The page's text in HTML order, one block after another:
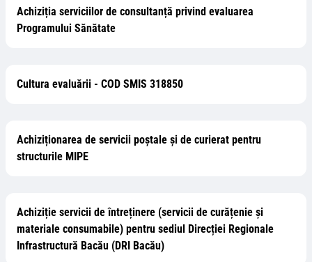
Achiziția serviciilor de consultanță privind evaluarea
Programului Sănătate
Cultura evaluării - COD SMIS 318850
Achiziționarea de servicii poștale și de curierat pentru
structurile MIPE
Achiziție servicii de întreținere (servicii de curățenie și
materiale consumabile) pentru sediul Direcției Regionale
Infrastructură Bacău (DRI Bacău)